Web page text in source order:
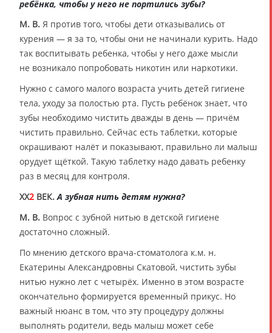
ребёнка, чтобы у него не портились зубы?
М. В. Я против того, чтобы дети отказывались от
курения — я за то, чтобы они не начинали курить. Надо
так воспитывать ребенка, чтобы у него даже мысли
не возникало попробовать никотин или наркотики.
Нужно с самого малого возраста учить детей гигиене
тела, уходу за полостью рта. Пусть ребёнок знает, что
зубы необходимо чистить дважды в день — причём
чистить правильно. Сейчас есть таблетки, которые
окрашивают налёт и показывают, правильно ли малыш
орудует щёткой. Такую таблетку надо давать ребенку
раз в месяц для контроля.
XX2 ВЕК. А зубная нить детям нужна?
М. В. Вопрос с зубной нитью в детской гигиене
достаточно сложный.
По мнению детского врача-стоматолога к.м. н.
Екатерины Александровны Скатовой, чистить зубы
нитью нужно лет с четырёх. Именно в этом возрасте
окончательно формируется временный прикус. Но
важный нюанс в том, что эту процедуру должны
выполнять родители, ведь малыш может себе